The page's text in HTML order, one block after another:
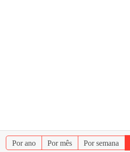
Por ano Por mês Por semana